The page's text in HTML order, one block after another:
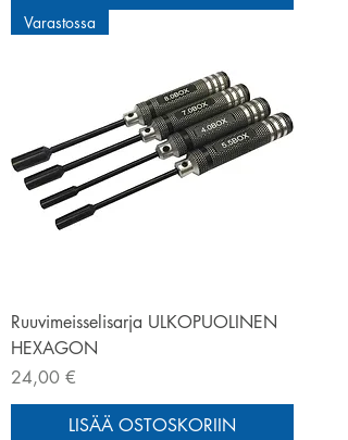
Varastossa
Ruuvimeisselisarja ULKOPUOLINEN
HEXAGON
Hinta
24,00 €
LISÄÄ OSTOSKORIIN